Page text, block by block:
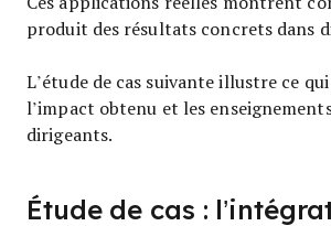
produit des résultats concrets dans
L’étude de cas suivante illustre ce
l’impact obtenu et les
dirigeants.
Étude de cas :